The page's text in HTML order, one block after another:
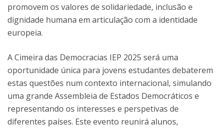
promovem os valores de solidariedade, inclusão e
dignidade humana em articulação com a identidade
europeia.
A Cimeira das Democracias IEP 2025 será uma
oportunidade única para jovens estudantes debaterem
estas questões num contexto internacional, simulando
uma grande Assembleia de Estados Democráticos e
representando os interesses e perspetivas de
diferentes países. Este evento reunirá alunos,